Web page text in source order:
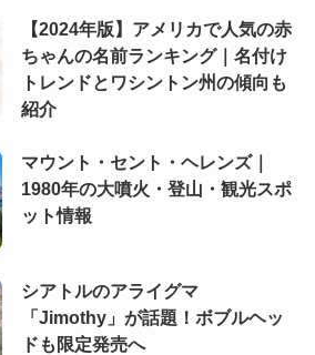
【2024年版】アメリカで人気の赤
ちゃんの名前ランキング｜名付け
トレンドとワシントン州の傾向も
紹介
マウント・セント・ヘレンズ｜
1980年の大噴火・登山・観光スポ
ット情報
シアトルのアライグマ
「Jimothy」が話題！ボブルヘッ
ドも限定発売へ